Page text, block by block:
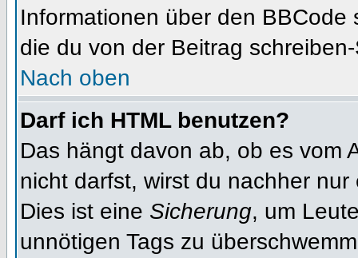
Informationen über den
die du von der Beitrag
Nach oben
Darf ich HTML benutzen?
Das hängt davon ab, ob es vom
nicht darfst, wirst du nachher
Dies ist eine Sicherung, um
unnötigen Tags zu